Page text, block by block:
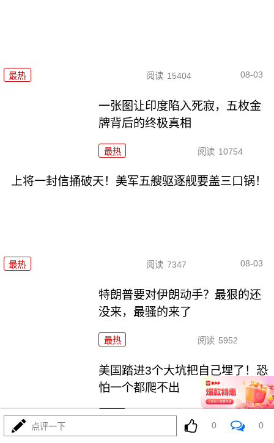
最热 阅读 15404 08-03
一张图让印度陷入死寂，五枚金
牌背后的终极真相
最热 阅读 10754
上将一封信捅破天！美军五艘驱逐舰要盖三口锅！
最热 阅读 7347 08-03
特朗普要对伊朗动手？最狠的还
没来，最骚的来了
最热 阅读 5952
美国踏进3个大坑把自己埋了！恐
怕一个都爬不出
最热
点评一下 0 0